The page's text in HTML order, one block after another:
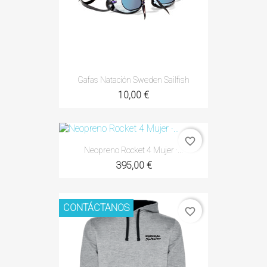
Gafas Natación Sweden Sailfish
10,00 €
Neopreno Rocket 4 Mujer ·...
395,00 €
favorite_border
CONTÁCTANOS favorite_border